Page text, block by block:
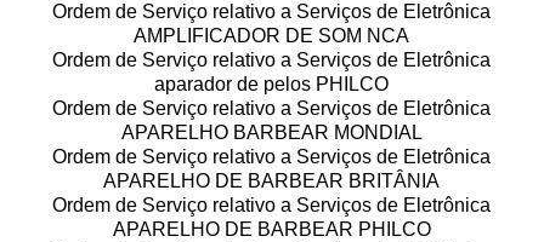
Ordem de Serviço relativo a Serviços de Eletrônica
AMPLIFICADOR DE SOM NCA
Ordem de Serviço relativo a Serviços de Eletrônica
aparador de pelos PHILCO
Ordem de Serviço relativo a Serviços de Eletrônica
APARELHO BARBEAR MONDIAL
Ordem de Serviço relativo a Serviços de Eletrônica
APARELHO DE BARBEAR BRITÂNIA
Ordem de Serviço relativo a Serviços de Eletrônica
APARELHO DE BARBEAR PHILCO